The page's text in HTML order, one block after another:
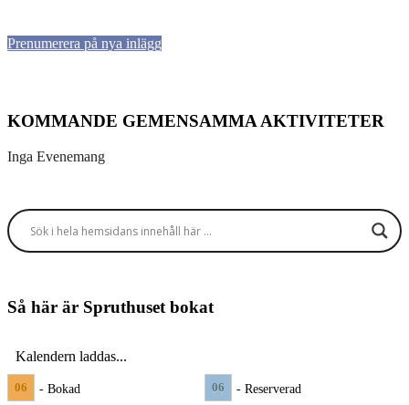
Prenumerera på nya inlägg
KOMMANDE GEMENSAMMA AKTIVITETER
Inga Evenemang
Så här är Spruthuset bokat
Kalendern laddas...
06 - Bokad 06 - Reserverad